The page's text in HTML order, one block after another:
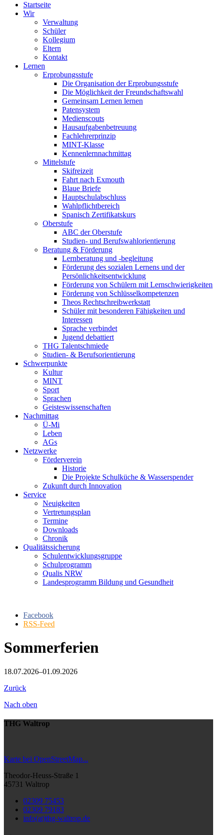
Startseite
Wir
Verwaltung
Schüler
Kollegium
Eltern
Kontakt
Lernen
Erprobungsstufe
Die Organisation der Erprobungsstufe
Die Möglichkeit der Freundschaftswahl
Gemeinsam Lernen lernen
Patensystem
Medienscouts
Hausaufgabenbetreuung
Fachlehrerprinzip
MINT-Klasse
Kennenlernnachmittag
Mittelstufe
Skifreizeit
Fahrt nach Exmouth
Blaue Briefe
Hauptschulabschluss
Wahlpflichtbereich
Spanisch Zertifikatskurs
Oberstufe
ABC der Oberstufe
Studien- und Berufswahlorientierung
Beratung & Förderung
Lernberatung und -begleitung
Förderung des sozialen Lernens und der
Persönlichkeitsentwicklung
Förderung von Schülern mit Lernschwierigkeiten
Förderung von Schlüsselkompetenzen
Theos Rechtschreibwerkstatt
Schüler mit besonderen Fähigkeiten und
Interessen
Sprache verbindet
Jugend debattiert
THG Talentschmiede
Studien- & Berufsorientierung
Schwerpunkte
Kultur
MINT
Sport
Sprachen
Geisteswissenschaften
Nachmittag
Ü-Mi
Leben
AGs
Netzwerke
Förderverein
Historie
Die Projekte Schulküche & Wasserspender
Zukunft durch Innovation
Service
Neuigkeiten
Vertretungsplan
Termine
Downloads
Chronik
Qualitätssicherung
Schulentwicklungsgruppe
Schulprogramm
Qualis NRW
Landesprogramm Bildung und Gesundheit
Facebook
RSS-Feed
Sommerferien
18.07.2026–01.09.2026
Zurück
Nach oben
THG Waltrop
Karte bei OpenStreetMap...
Theodor-Heuss-Straße 1
45731 Waltrop
02309 75453
02309 79183
info(at)thg-waltrop.de